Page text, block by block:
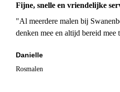
Fijne, snelle en vriendelijke
"Al meerdere malen bij
denken mee en altijd bereid
Danielle
Rosmalen